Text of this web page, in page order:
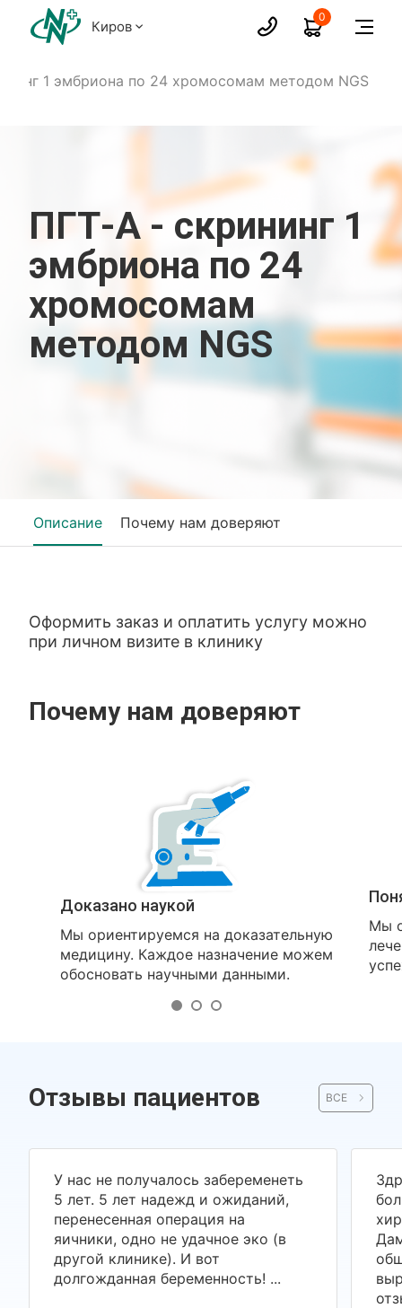
Киров
0
1 эмбриона по 24 хромосомам методом NGS
ПГТ-А - скрининг 1
эмбриона по 24
хромосомам
методом NGS
Описание Почему нам доверяют
Оформить заказ и оплатить услугу можно
при личном визите в клинику
Почему нам доверяют
Доказано наукой
Мы ориентируемся на доказательную
медицину. Каждое назначение можем
обосновать научными данными.
Мы
Отзывы пациентов ВСЕ
У нас не получалось забеременеть
5 лет. 5 лет надежд и ожиданий,
перенесенная операция на
яичники, одно не удачное эко (в
другой клинике). И вот
долгожданная беременность! ...